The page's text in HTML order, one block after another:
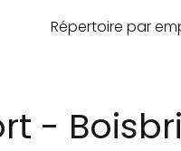
Répertoire par
-